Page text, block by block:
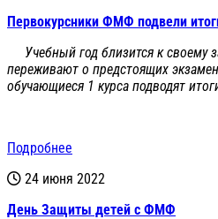
Первокурсники ФМФ подвели
Учебный год близится к своему
переживают о предстоящих
обучающиеся 1 курса подводят
Подробнее
24 июня 2022
День Защиты детей с ФМФ